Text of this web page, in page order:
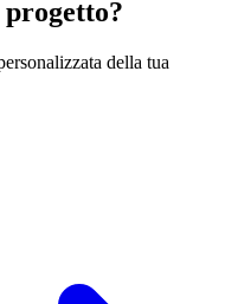
della tua